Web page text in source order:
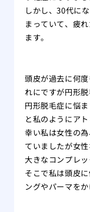
しかし、30代に
まっていて、疲
ます。
頭皮が過去に何
れにですが円形
円形脱毛症に悩
と私のようにア
幸い私は女性の
ていましたが女
大きなコンプレッ
そこで私は頭皮
ングやパーマを